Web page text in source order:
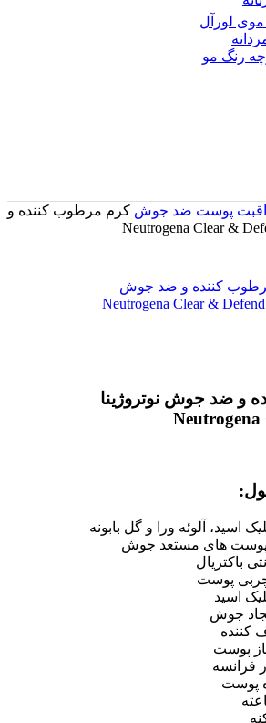
لورآل
رنگ مو
پوست ضد جوش کرم مرطوب کننده و
و ضد جوش نوتروژینا
اسید، آلوئه ورا و گل بابونه
پوست های مستعد جوش
باکتریال
پوست
اسید
جوش
کننده
پوست
پوست